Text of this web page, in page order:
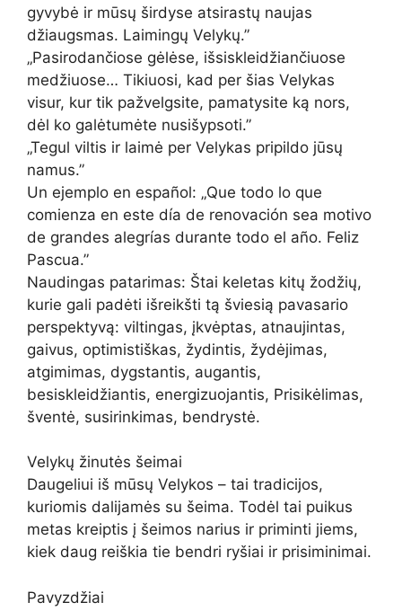
gyvybė ir mūsų širdyse atsirastų naujas
džiaugsmas. Laimingų Velykų.”
„Pasirodančiose gėlėse, išsiskleidžiančiuose
medžiuose… Tikiuosi, kad per šias Velykas
visur, kur tik pažvelgsite, pamatysite ką nors,
dėl ko galėtumėte nusišypsoti.”
„Tegul viltis ir laimė per Velykas pripildo jūsų
namus.”
Un ejemplo en español: „Que todo lo que
comienza en este día de renovación sea motivo
de grandes alegrías durante todo el año. Feliz
Pascua.”
Naudingas patarimas: Štai keletas kitų žodžių,
kurie gali padėti išreikšti tą šviesią pavasario
perspektyvą: viltingas, įkvėptas, atnaujintas,
gaivus, optimistiškas, žydintis, žydėjimas,
atgimimas, dygstantis, augantis,
besiskleidžiantis, energizuojantis, Prisikėlimas,
šventė, susirinkimas, bendrystė.
Velykų žinutės šeimai
Daugeliui iš mūsų Velykos – tai tradicijos,
kuriomis dalijamės su šeima. Todėl tai puikus
metas kreiptis į šeimos narius ir priminti jiems,
kiek daug reiškia tie bendri ryšiai ir prisiminimai.
Pavyzdžiai